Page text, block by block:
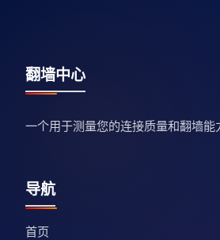
翻墙中心
一个用于测量您的连接质量和翻墙能
导航
首页